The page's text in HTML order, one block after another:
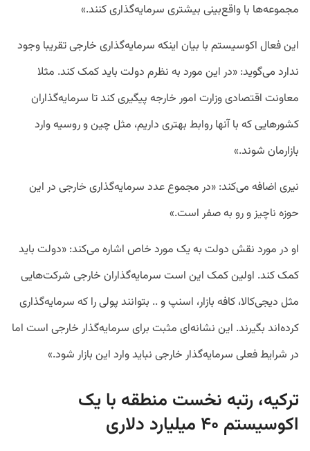
مجموعه‌ها با واقع‌بینی بیشتری سرمایه‌گذاری کنند.»
این فعال اکوسیستم با بیان اینکه سرمایه‌گذاری خارجی تقریبا وجود
ندارد می‌گوید: «در این مورد به نظرم دولت باید کمک کند. مثلا
معاونت اقتصادی وزارت امور خارجه پیگیری کند تا سرمایه‌گذاران
کشورهایی که با آنها روابط بهتری داریم، مثل چین و روسیه وارد
بازارمان شوند.»
نیری اضافه می‌کند: «در مجموع عدد سرمایه‌گذاری خارجی در این
حوزه ناچیز و رو به صفر است.»
او در مورد نقش دولت به یک مورد خاص اشاره می‌کند: «دولت باید
کمک کند. اولین کمک این است سرمایه‌گذاران خارجی شرکت‌هایی
مثل دیجی‌کالا، کافه بازار، اسنپ و ..‌ بتوانند پولی را که سرمایه‌گذاری
کرده‌اند بگیرند. این نشانه‌ای مثبت برای سرمایه‌گذار خارجی است اما
در شرایط فعلی سرمایه‌گذار خارجی نباید وارد این بازار شود.»
ترکیه، رتبه نخست منطقه با یک
اکوسیستم ۴۰ میلیارد دلاری